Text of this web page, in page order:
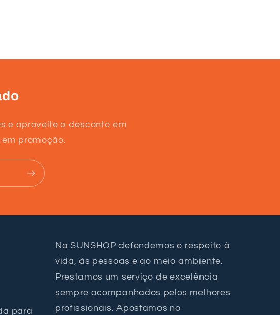
e aproveite o desconto em
promoção.
para
Na SUNSHOP defendemos o respeito à
vida, às pessoas e ao meio ambiente.
Prestamos um serviço de excelência
sempre acompanhados pelos melhores
profissionais. Apostamos no